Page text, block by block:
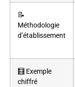
📝
Méthodologie
d’établissement
🧮 Exemple
chiffré